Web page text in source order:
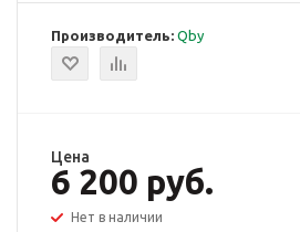
Производитель: Qby
Цена
6 200 руб.
Нет в наличии